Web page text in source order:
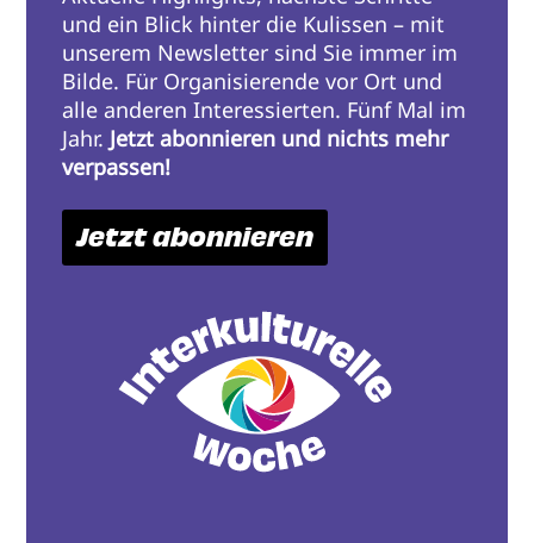
und ein Blick hinter die Kulissen – mit
unserem Newsletter sind Sie immer im
Bilde. Für Organisierende vor Ort und
alle anderen Interessierten. Fünf Mal im
Jahr. Jetzt abonnieren und nichts mehr
verpassen!
Jetzt abonnieren